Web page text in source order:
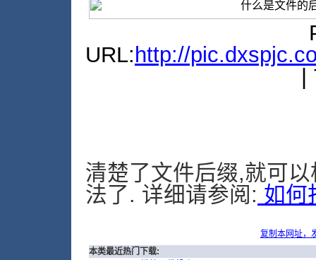
URL: http://
清楚了文件后缀,就可
法了. 详细请参阅: 如何
复制本网址，
本类最近热门下载: